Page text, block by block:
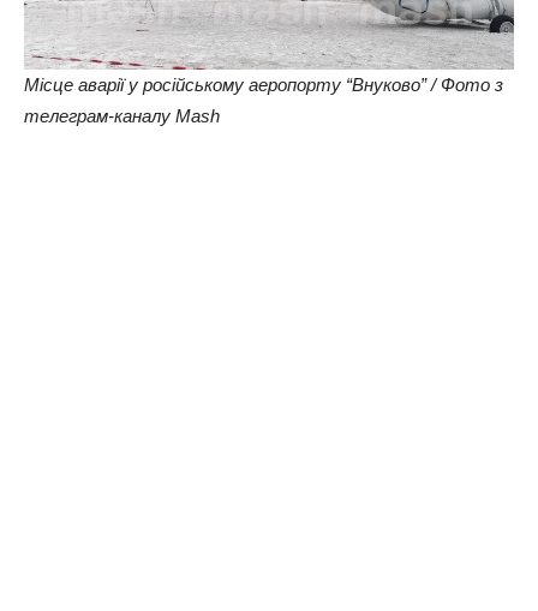
Місце аварії у російському аеропорту “Внуково” / Фото з
телеграм-каналу Mash